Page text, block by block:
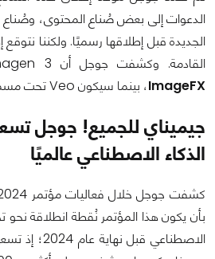
الدعوات إلى بعض صُناع المحتوى، وصُناع
الجديدة قبل إطلاقها رسميًا. ولكننا نتوقع
القادمة. وكشفت جوجل أن Imagen 3 سيكون تحت مسمى
ImageFX، بينما سيكون Veo تحت مسمى
جيميناي للجميع! جوجل
الذكاء الاصطناعي عالميًا
بأن يكون هذا المؤتمر نُقطة انطلاقة
الاصطناعي